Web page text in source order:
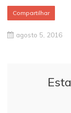
Compartilhar
agosto 5, 2016